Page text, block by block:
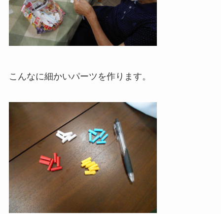
こんなに細かいパーツを作ります。